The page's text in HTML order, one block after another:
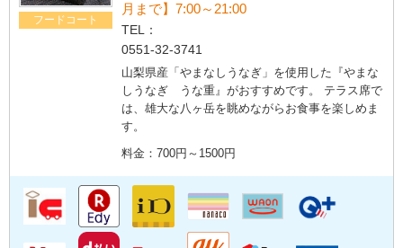
フードコート
月まで】7:00～21:00
TEL：
0551-32-3741
山梨県産「やまなしうなぎ」を使用した『やまな
しうなぎ うな重』がおすすめです。 テラス席で
は、雄大な八ヶ岳を眺めながらお食事を楽しめま
す。
料金：700円～1500円